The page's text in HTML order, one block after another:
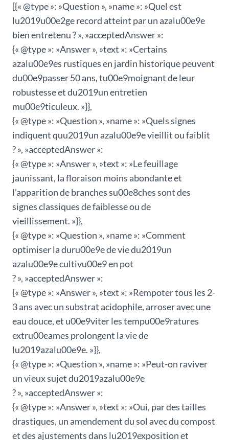
[{« @type »: »Question », »name »: »Quel est
lu2019u00e2ge record atteint par un azalu00e9e
bien entretenu ? », »acceptedAnswer »:
{« @type »: »Answer », »text »: »Certains
azalu00e9es rustiques en jardin historique peuvent
du00e9passer 50 ans, tu00e9moignant de leur
robustesse et du2019un entretien
mu00e9ticuleux. »}},
{« @type »: »Question », »name »: »Quels signes
indiquent quu2019un azalu00e9e vieillit ou faiblit
? », »acceptedAnswer »:
{« @type »: »Answer », »text »: »Le feuillage
jaunissant, la floraison moins abondante et
l’apparition de branches su00e8ches sont des
signes classiques de faiblesse ou de
vieillissement. »}},
{« @type »: »Question », »name »: »Comment
optimiser la duru00e9e de vie du2019un
azalu00e9e cultivu00e9 en pot
? », »acceptedAnswer »:
{« @type »: »Answer », »text »: »Rempoter tous les 2-
3 ans avec un substrat acidophile, arroser avec une
eau douce, et u00e9viter les tempu00e9ratures
extru00eames prolongent la vie de
lu2019azalu00e9e. »}},
{« @type »: »Question », »name »: »Peut-on raviver
un vieux sujet du2019azalu00e9e
? », »acceptedAnswer »:
{« @type »: »Answer », »text »: »Oui, par des tailles
drastiques, un amendement du sol avec du compost
et des ajustements dans lu2019exposition et